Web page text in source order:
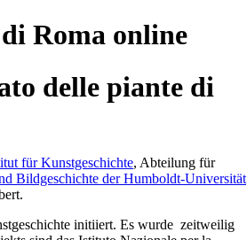
Roma online
delle piante di
für Kunstgeschichte, Abteilung für
Bildgeschichte der Humboldt-Universität
initiiert. Es wurde zeitweilig